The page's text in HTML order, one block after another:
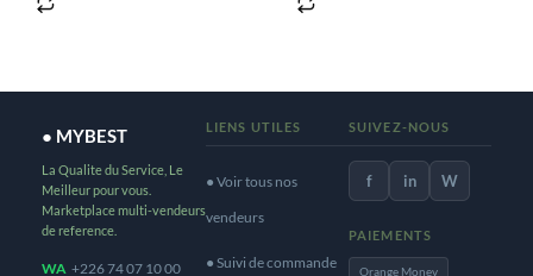
plusieurs
options
peuvent
● MYBEST
La Qualite du Service, Le
Meilleur pour vous.
Marketplace multi-vendeurs
de reference.
WA +226 74 07 10 00
LIENS UTILES
● Voir tous nos
vendeurs
● Suivi de commande
SUIVEZ-NOUS
f in W
PAIEMENTS
Orange Money